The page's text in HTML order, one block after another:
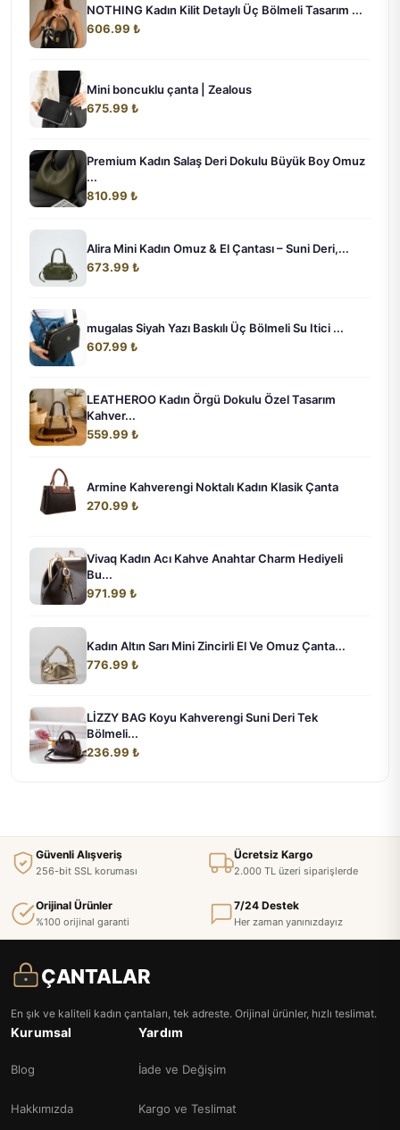
NOTHING Kadın Kilit Detaylı Üç Bölmeli Tasarım ...
606.99 ₺
Mini boncuklu çanta | Zealous
675.99 ₺
Premium Kadın Salaş Deri Dokulu Büyük Boy Omuz
...
810.99 ₺
Alira Mini Kadın Omuz & El Çantası – Suni Deri,...
673.99 ₺
mugalas Siyah Yazı Baskılı Üç Bölmeli Su Itici ...
607.99 ₺
LEATHEROO Kadın Örgü Dokulu Özel Tasarım
Kahver...
559.99 ₺
Armine Kahverengi Noktalı Kadın Klasik Çanta
270.99 ₺
Vivaq Kadın Acı Kahve Anahtar Charm Hediyeli
Bu...
971.99 ₺
Kadın Altın Sarı Mini Zincirli El Ve Omuz Çanta...
776.99 ₺
LİZZY BAG Koyu Kahverengi Suni Deri Tek
Bölmeli...
236.99 ₺
Güvenli Alışveriş
256-bit SSL koruması
Ücretsiz Kargo
2.000 TL üzeri siparişlerde
Orijinal Ürünler
%100 orijinal garanti
7/24 Destek
Her zaman yanınızdayız
ÇANTALAR
En şık ve kaliteli kadın çantaları, tek adreste. Orijinal ürünler, hızlı teslimat.
Kurumsal
Blog
Hakkımızda
Yardım
İade ve Değişim
Kargo ve Teslimat